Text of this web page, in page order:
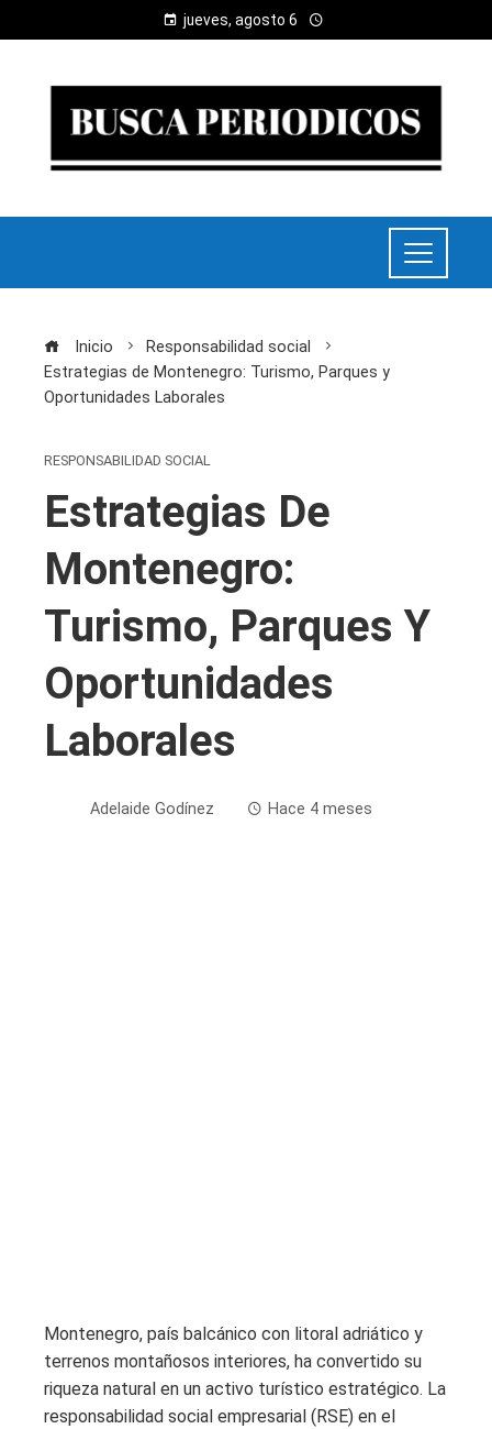
jueves, agosto 6
Inicio
Responsabilidad social
Estrategias de Montenegro: Turismo, Parques y
Oportunidades Laborales
RESPONSABILIDAD SOCIAL
Estrategias De
Montenegro:
Turismo, Parques Y
Oportunidades
Laborales
Adelaide Godínez Hace 4 meses
Montenegro, país balcánico con litoral adriático y
terrenos montañosos interiores, ha convertido su
riqueza natural en un activo turístico estratégico. La
responsabilidad social empresarial (RSE) en el